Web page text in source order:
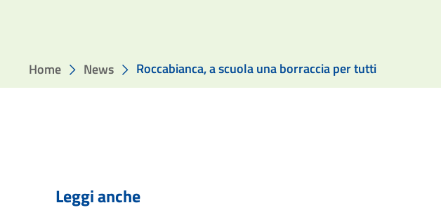
Home News Roccabianca, a scuola una borraccia per tutti
Leggi anche